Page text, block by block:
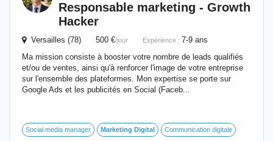
Responsable marketing - Growth
Hacker
Versailles (78) 500 €/jour Expérience : 7-9 ans
Ma mission consiste à booster votre nombre de leads qualifiés
et/ou de ventes, ainsi qu'à renforcer l'image de votre entreprise
sur l'ensemble des plateformes. Mon expertise se porte sur
Google Ads et les publicités en Social (Faceb...
Social media manager Marketing Digital Communication digitale